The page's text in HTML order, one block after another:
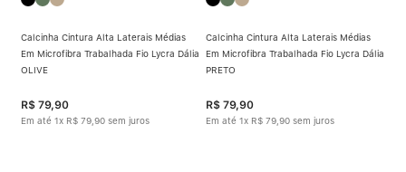
Calcinha Cintura Alta Laterais Médias
Em Microfibra Trabalhada Fio Lycra Dália
OLIVE
R$ 79,90
Em até 1x R$ 79 90 sem juros
Calcinha Cintura Alta Laterais Médias
Em Microfibra Trabalhada Fio Lycra Dália
PRETO
R$ 79,90
Em até 1x R$ 79 90 sem juros